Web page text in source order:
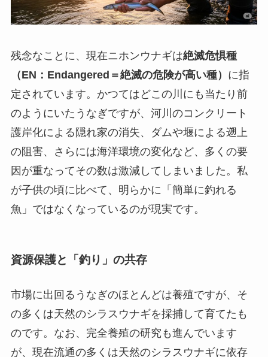
残念なことに、現在ニホンウナギは絶滅危惧種
（EN：Endangered＝絶滅の危険が高い種） に指
定されています。かつてはどこの川にも当たり前
のようにいたうなぎですが、河川のコンクリート
護岸化による隠れ家の消失、ダムや堰による遡上
の阻害、さらには海洋環境の変化など、多くの要
因が重なってその数は激減してしまいました。私
が子供の頃に比べて、明らかに「簡単に釣れる
魚」ではなくなっているのが現実です。
資源保護と「釣り」の共存
市場に出回るうなぎのほとんどは養殖ですが、そ
の多くは天然のシラスウナギを採捕して育てたも
のです。なお、完全養殖の研究も進んでいます
が、現在流通の多くは天然のシラスウナギに依存